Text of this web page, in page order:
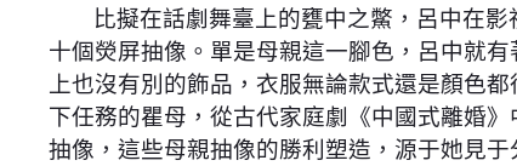
比擬在話劇舞臺上的甕中之鱉，呂中在
十個熒屏抽像。單是母親這一腳色，呂中就
上也沒有別的飾品，衣服無論款式還是顏色
下任務的瞿母，從古代家庭劇《中國式離婚
抽像，這些母親抽像的勝利塑造，源于她見